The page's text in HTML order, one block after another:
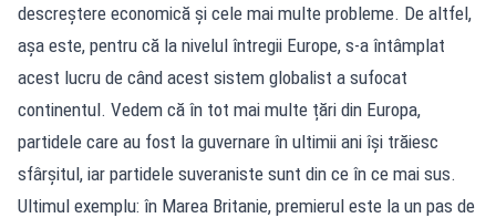
descreștere economică și cele mai multe probleme. De altfel,
așa este, pentru că la nivelul întregii Europe, s-a întâmplat
acest lucru de când acest sistem globalist a sufocat
continentul. Vedem că în tot mai multe țări din Europa,
partidele care au fost la guvernare în ultimii ani își trăiesc
sfârșitul, iar partidele suveraniste sunt din ce în ce mai sus.
Ultimul exemplu: în Marea Britanie, premierul este la un pas de